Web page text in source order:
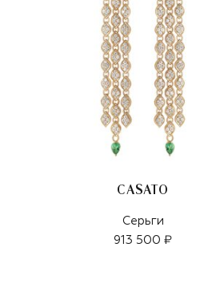
CASATO
Серьги
913 500 ₽